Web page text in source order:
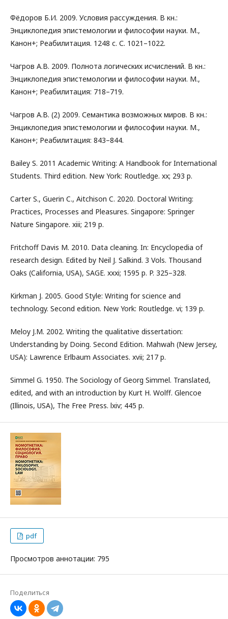
Фёдоров Б.И. 2009. Условия рассуждения. В кн.:
Энциклопедия эпистемологии и философии науки. М.,
Канон+; Реабилитация. 1248 с. С. 1021–1022.
Чагров A.B. 2009. Полнота логических исчислений. В кн.:
Энциклопедия эпистемологии и философии науки. М.,
Канон+; Реабилитация: 718–719.
Чагров A.B. (2) 2009. Семантика возможных миров. В кн.:
Энциклопедия эпистемологии и философии науки. М.,
Канон+; Реабилитация: 843–844.
Bailey S. 2011 Academic Writing: A Handbook for International
Students. Third edition. New York: Routledge. xx; 293 p.
Carter S., Guerin C., Aitchison C. 2020. Doctoral Writing:
Practices, Processes and Pleasures. Singapore: Springer
Nature Singapore. xiii; 219 p.
Fritchoff Davis M. 2010. Data cleaning. In: Encyclopedia of
research design. Edited by Neil J. Salkind. 3 Vols. Thousand
Oaks (California, USA), SAGE. xxxi; 1595 p. P. 325–328.
Kirkman J. 2005. Good Style: Writing for science and
technology. Second edition. New York: Routledge. vi; 139 p.
Meloy J.M. 2002. Writing the qualitative dissertation:
Understanding by Doing. Second Edition. Mahwah (New Jersey,
USA): Lawrence Erlbaum Associates. xvii; 217 p.
Simmel G. 1950. The Sociology of Georg Simmel. Translated,
edited, and with an introduction by Kurt H. Wolff. Glencoe
(Illinois, USA), The Free Press. lxiv; 445 p.
pdf
Просмотров аннотации: 795
Поделиться